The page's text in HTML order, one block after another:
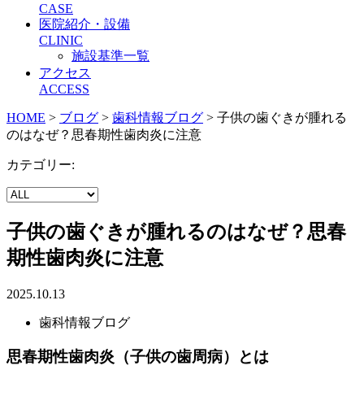
CASE
医院紹介・設備
CLINIC
施設基準一覧
アクセス
ACCESS
HOME > ブログ > 歯科情報ブログ > 子供の歯ぐきが腫れる
のはなぜ？思春期性歯肉炎に注意
カテゴリー:
子供の歯ぐきが腫れるのはなぜ？思春
期性歯肉炎に注意
2025.10.13
歯科情報ブログ
思春期性歯肉炎（子供の歯周病）とは